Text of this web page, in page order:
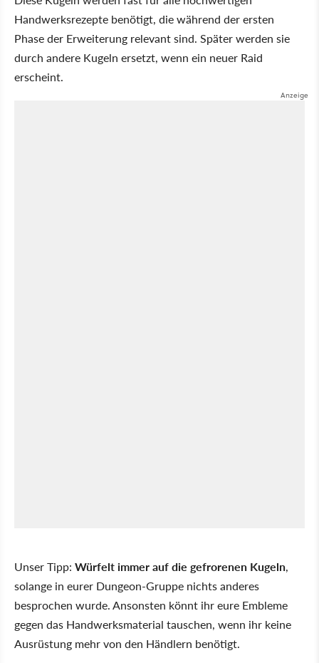
Handwerksrezepte benötigt, die während der ersten
Phase der Erweiterung relevant sind. Später werden sie
durch andere Kugeln ersetzt, wenn ein neuer Raid
erscheint.
Unser Tipp: Würfelt immer auf die gefrorenen Kugeln,
solange in eurer Dungeon-Gruppe nichts anderes
besprochen wurde. Ansonsten könnt ihr eure Embleme
gegen das Handwerksmaterial tauschen, wenn ihr keine
Ausrüstung mehr von den Händlern benötigt.